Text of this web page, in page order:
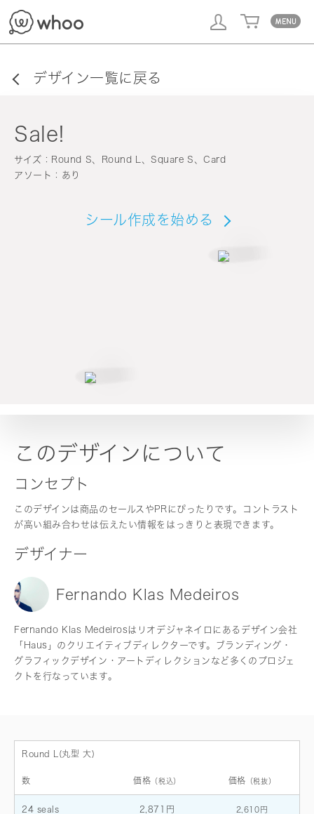
デザイン一覧に戻る
Sale!
サイズ：Round S、Round L、Square S、Card
アソート：あり
シール作成を始める
このデザインについて
コンセプト
このデザインは商品のセールスやPRにぴったりです。コントラスト
が高い組み合わせは伝えたい情報をはっきりと表現できます。
デザイナー
Fernando Klas Medeiros
Fernando Klas Medeirosはリオデジャネイロにあるデザイン会社
「Haus」のクリエイティブディレクターです。ブランディング・
グラフィックデザイン・アートディレクションなど多くのプロジェ
クトを行なっています。
Round L(丸型 大)
数 価格 （税込） 価格 （税抜）
24 seals 2,871円 2,610円